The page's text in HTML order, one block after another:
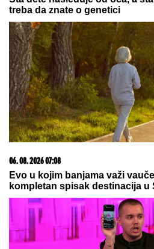
23. 07. 2026 12:47
Letnje večeri u gradu više nisu
Zašto sve više ljudi bira večeru
pretvori u druženje
07. 08. 2026 09:14
Сазнања „Политике”: Црна
савезу Загреба, Тиране и